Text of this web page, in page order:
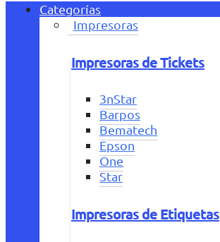
Categorías
Impresoras
Impresoras de Tickets
3nStar
Barpos
Bematech
Epson
One
Star
Impresoras de Etiquetas